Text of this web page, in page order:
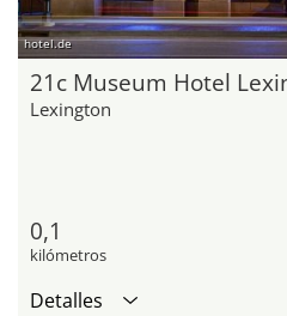
hotel.de
21c Museum Hotel
Lexington
0,1
kilómetros
Detalles